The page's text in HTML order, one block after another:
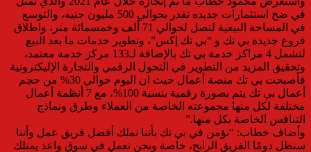
في ضخ استثمارات جديده تقدر بحوالي 500 مليون جنيه، والتوسع
في المساحة البيعية لتصل لحوالي 71 ألف وخمسمائة متر، واطلاق
فروع جديدة بي تك و “بي تك إكس”، وتطوير خدمات ما بعد البيع
لتشمل 4 مراكز خدمة بي تك بالإضافة لـ133 مركز خدمة معتمد،
وتحقيق المزيد من التطوير في التحول الرقمي والتجارة الإليكترونية
فأصبحت بي تك منصة أعمال حيث ان اليوم حوالي 30% من حجم
أعمال بي تك يتم بصورة رقمية بنسبة 100%، مع 7 أنظمة أعمال
مختلفة لكل منها مجموعته الخاصة من العملاء وطرق ونماذج
التنافس الخاصة بكل منها.”
وأضاف خطاب: “نؤمن في بي تك بأننا نملك أفضل فريق عمل وأننا
سنظل دومًا الفريق الرابح، خاصة ونحن نعمل في سوق واعد يمتلك